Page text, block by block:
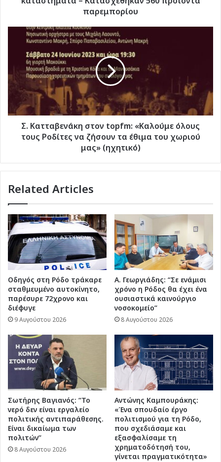
παρεμπορίου
Κατταβενάκη
topfm:
«Καλούμε
όλους
τους
Ροδίτες
να
ζήσουν
χωριού
(ηχητικό)
Σ. Κατταβενάκη στον topfm: «Καλούμε όλους
τους Ροδίτες να ζήσουν τα έθιμα του χωριού
μας» (ηχητικό)
Related Articles
Οδηγός στη Ρόδο τράκαρε
σταθμευμένο αυτοκίνητο,
παρέσυρε 72χρονο και
διέφυγε
9 Αυγούστου 2026
Α. Γεωργιάδης: “Σε ενάμισι
χρόνο η Ρόδος θα έχει ένα
ουσιαστικά καινούργιο
νοσοκομείο”
8 Αυγούστου 2026
Σωτήρης Βαγιανός: “Το
νερό δεν είναι εργαλείο
πολιτικής αντιπαράθεσης.
Είναι δικαίωμα των
πολιτών”
8 Αυγούστου 2026
Αντώνης Καμπουράκης:
«Ένα σπουδαίο έργο
πολιτισμού για τη Ρόδο,
που σχεδιάσαμε και
εξασφαλίσαμε τη
χρηματοδότησή του,
γίνεται πραγματικότητα»